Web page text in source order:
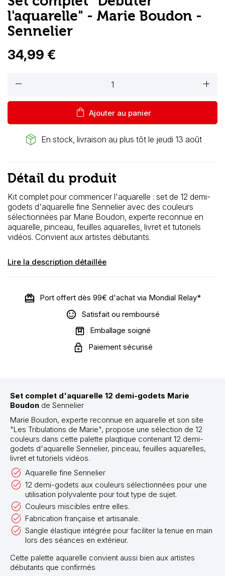
l'aquarelle" - Marie Boudon -
Sennelier
34,99 €
remove add
shopping_bag Ajouter au panier
package_2 En stock, livraison au plus tôt le jeudi 13 août
Détail du produit
Kit complet pour commencer l'aquarelle : set de 12 demi-
godets d'aquarelle fine Sennelier avec des couleurs
sélectionnées par Marie Boudon, experte reconnue en
aquarelle, pinceau, feuilles aquarelles, livret et tutoriels
vidéos. Convient aux artistes débutants.
Lire la description détaillée
Port offert dès 99€ d'achat via Mondial Relay*
Satisfait ou remboursé
Emballage soigné
Paiement sécurisé
Set complet d'aquarelle 12 demi-godets Marie
Boudon de Sennelier
Marie Boudon, experte reconnue en aquarelle et son site
"Les Tribulations de Marie", propose une sélection de 12
couleurs dans cette palette plaqtique contenant 12 demi-
godets d'aquarelle Sennelier, pinceau, feuilles aquarelles,
livret et tutoriels vidéos.
Aquarelle fine Sennelier
12 demi-godets aux couleurs sélectionnées pour une
utilisation polyvalente pour tout type de sujet.
Couleurs miscibles entre elles.
Fabrication française et artisanale.
Sangle élastique intégrée pour faciliter la tenue en main
lors des séances en extérieur.
Cette palette aquarelle convient aussi bien aux artistes
débutants que confirmés